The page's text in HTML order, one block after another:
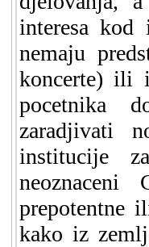
interesa kod
nemaju
koncerte) ili
pocetnika
zaradjivati
institucije
prepotentne
kako iz